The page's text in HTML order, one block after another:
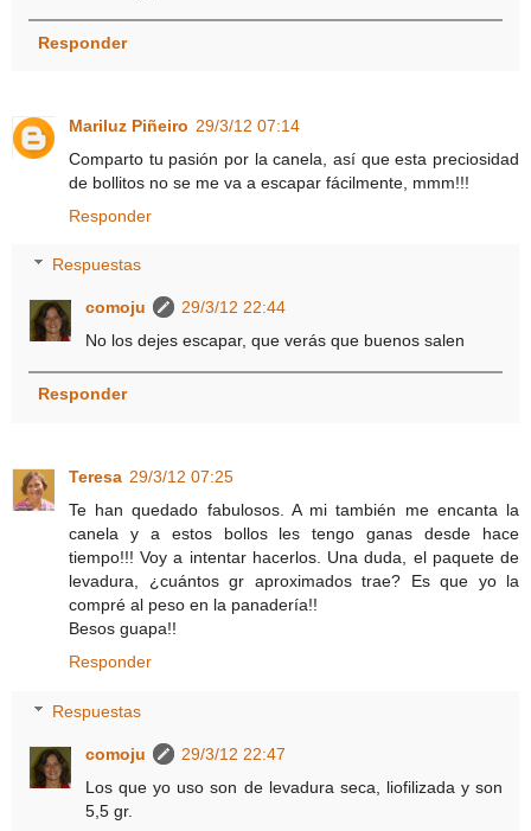
Responder
Mariluz Piñeiro 29/3/12 07:14
Comparto tu pasión por la canela, así que esta preciosidad
de bollitos no se me va a escapar fácilmente, mmm!!!
Responder
Respuestas
comoju
29/3/12 22:44
No los dejes escapar, que verás que buenos salen
Responder
Teresa 29/3/12 07:25
Te han quedado fabulosos. A mi también me encanta la
canela y a estos bollos les tengo ganas desde hace
tiempo!!! Voy a intentar hacerlos. Una duda, el paquete de
levadura, ¿cuántos gr aproximados trae? Es que yo la
compré al peso en la panadería!!
Besos guapa!!
Responder
Respuestas
comoju
29/3/12 22:47
Los que yo uso son de levadura seca, liofilizada y son
5,5 gr.